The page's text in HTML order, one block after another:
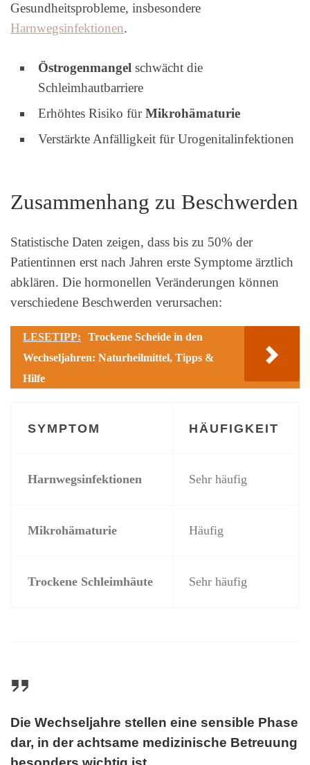
Gesundheitsprobleme, insbesondere
Harnwegsinfektionen.
Östrogenmangel schwächt die
Schleimhautbarriere
Erhöhtes Risiko fürMikrohämaturie
Verstärkte Anfälligkeit für Urogenitalinfektionen
Zusammenhang zu Beschwerden
Statistische Daten zeigen, dass bis zu 50% der
Patientinnen erst nach Jahren erste Symptome ärztlich
abklären. Die hormonellen Veränderungen können
verschiedene Beschwerden verursachen:
LESETIPP:
Trockene Scheide in den
Wechseljahren: Naturheilmittel, Tipps &
Hilfe
SYMPTOM HÄUFIGKEIT
Harnwegsinfektionen Sehr häufig
Mikrohämaturie Häufig
Trockene Schleimhäute Sehr häufig
Die Wechseljahre stellen eine sensible Phase
dar, in der achtsame medizinische Betreuung